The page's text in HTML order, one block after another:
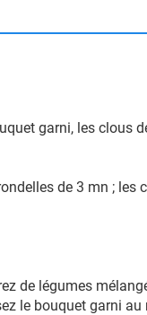
garni, les clous
de 3 mn ;
de légumes
le bouquet garni au